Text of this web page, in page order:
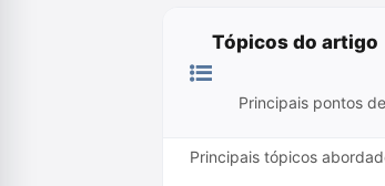
Tópicos do artigo
Principais pontos
Principais tópicos